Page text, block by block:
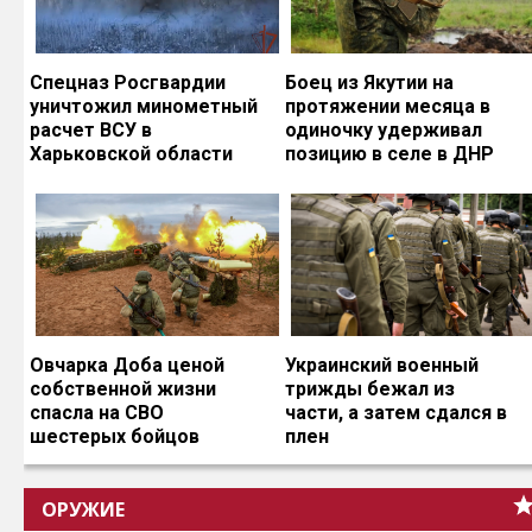
Спецназ Росгвардии
уничтожил минометный
расчет ВСУ в
Харьковской области
Боец из Якутии на
протяжении месяца в
одиночку удерживал
позицию в селе в ДНР
Овчарка Доба ценой
собственной жизни
спасла на СВО
шестерых бойцов
Украинский военный
трижды бежал из
части, а затем сдался в
плен
ОРУЖИЕ